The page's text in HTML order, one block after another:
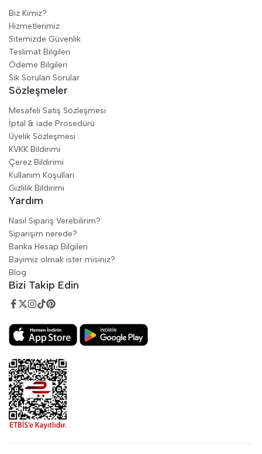
Biz Kimiz?
Hizmetlerimiz
Sitemizde Güvenlik
Teslimat Bilgileri
Ödeme Bilgileri
Sik Sorulan Sorular
Sözleşmeler
Mesafeli Satiş Sözleşmesi
İptal & iade Prosedürü
Üyelik Sözleşmesi
KVKK Bildirimi
Çerez Bildirimi
Kullanım Koşulları
Gizlilik Bildirimi
Yardım
Nasıl Sipariş Verebilirim?
Siparişim nerede?
Banka Hesap Bilgileri
Bayimiz olmak ister misiniz?
Blog
Bizi Takip Edin